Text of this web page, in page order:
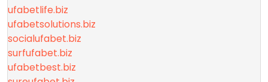
ufabetlife.biz
ufabetsolutions.biz
socialufabet.biz
surfufabet.biz
ufabetbest.biz